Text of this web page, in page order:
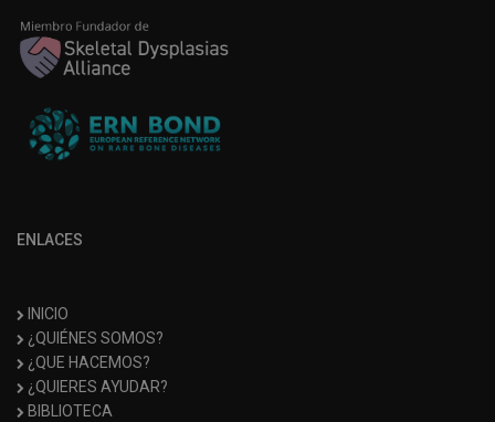
ENLACES
INICIO
¿QUIÉNES SOMOS?
¿QUE HACEMOS?
¿QUIERES AYUDAR?
BIBLIOTECA